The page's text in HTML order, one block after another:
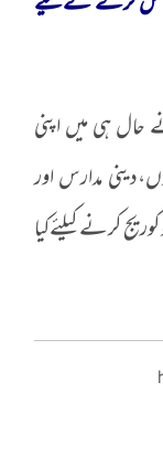
حال ہی میں اپنی
مدارس اور
کرنے کیلئےکیا